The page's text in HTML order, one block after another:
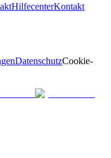
HilfecenterKontakt
DatenschutzCookie-